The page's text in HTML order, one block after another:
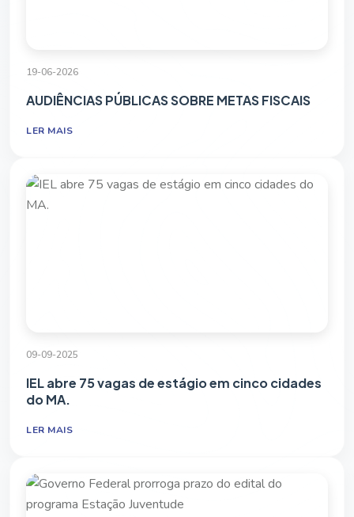
19-06-2026
AUDIÊNCIAS PÚBLICAS SOBRE METAS FISCAIS
LER MAIS
09-09-2025
IEL abre 75 vagas de estágio em cinco cidades
do MA.
LER MAIS